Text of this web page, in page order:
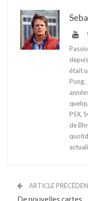
était
Pong.
PSX,
de
ARTICLE
De nouvelles cartes